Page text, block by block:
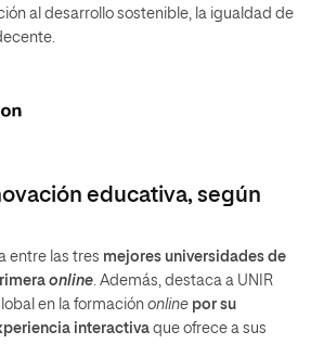
al desarrollo sostenible, la igualdad de
educativa, según
entre las tres mejores universidades de
online. Además, destaca a UNIR
en la formación online por su
interactiva que ofrece a sus